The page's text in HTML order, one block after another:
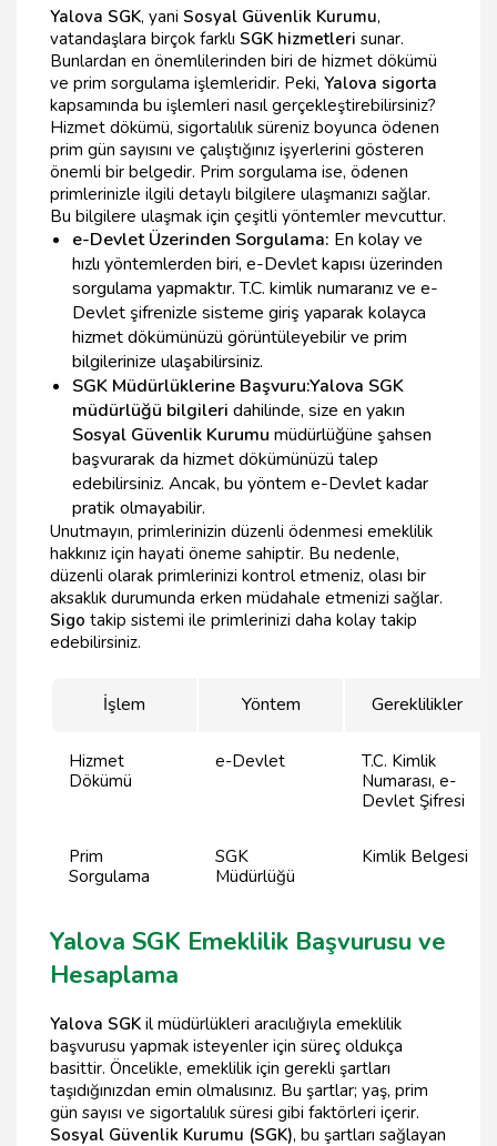
Yalova SGK, yani Sosyal Güvenlik Kurumu,
vatandaşlara birçok farklı SGK hizmetleri sunar.
Bunlardan en önemlilerinden biri de hizmet dökümü
ve prim sorgulama işlemleridir. Peki, Yalova sigorta
kapsamında bu işlemleri nasıl gerçekleştirebilirsiniz?
Hizmet dökümü, sigortalılık süreniz boyunca ödenen
prim gün sayısını ve çalıştığınız işyerlerini gösteren
önemli bir belgedir. Prim sorgulama ise, ödenen
primlerinizle ilgili detaylı bilgilere ulaşmanızı sağlar.
Bu bilgilere ulaşmak için çeşitli yöntemler mevcuttur.
e-Devlet Üzerinden Sorgulama: En kolay ve
hızlı yöntemlerden biri, e-Devlet kapısı üzerinden
sorgulama yapmaktır. T.C. kimlik numaranız ve e-
Devlet şifrenizle sisteme giriş yaparak kolayca
hizmet dökümünüzü görüntüleyebilir ve prim
bilgilerinize ulaşabilirsiniz.
SGK Müdürlüklerine Başvuru:Yalova SGK
müdürlüğü bilgileri dahilinde, size en yakın
Sosyal Güvenlik Kurumu müdürlüğüne şahsen
başvurarak da hizmet dökümünüzü talep
edebilirsiniz. Ancak, bu yöntem e-Devlet kadar
pratik olmayabilir.
Unutmayın, primlerinizin düzenli ödenmesi emeklilik
hakkınız için hayati öneme sahiptir. Bu nedenle,
düzenli olarak primlerinizi kontrol etmeniz, olası bir
aksaklık durumunda erken müdahale etmenizi sağlar.
Sigo takip sistemi ile primlerinizi daha kolay takip
edebilirsiniz.
İşlem Yöntem Gereklilikler
Hizmet
Dökümü
e-Devlet
T.C. Kimlik
Numarası, e-
Devlet Şifresi
Prim
Sorgulama
SGK
Müdürlüğü
Kimlik Belgesi
Yalova SGK Emeklilik Başvurusu ve
Hesaplama
Yalova SGK il müdürlükleri aracılığıyla emeklilik
başvurusu yapmak isteyenler için süreç oldukça
basittir. Öncelikle, emeklilik için gerekli şartları
taşıdığınızdan emin olmalısınız. Bu şartlar; yaş, prim
gün sayısı ve sigortalılık süresi gibi faktörleri içerir.
Sosyal Güvenlik Kurumu (SGK), bu şartları sağlayan